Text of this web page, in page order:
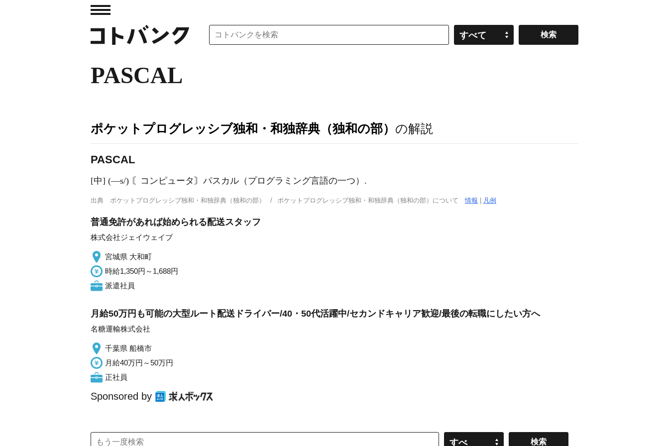
すべて
PASCAL
ポケットプログレッシブ独和・和独辞典（独和の部） の解説
PASCAL
[中] (―s/) 〘コンピュータ〙パスカル（プログラミング言語の一つ）.
出典 ポケットプログレッシブ独和・和独辞典（独和の部） ポケットプログレッシブ独和・和独辞典（独和の部）について情報 凡例
普通免許があれば始められる配送スタッフ
株式会社ジェイウェイブ
宮城県 大和町
時給1,350円～1,688円
派遣社員
月給50万円も可能の大型ルート配送ドライバー/40・50代活躍中/セカンドキャリア歓迎/最後の転職にしたい方へ
名糖運輸株式会社
千葉県 船橋市
月給40万円～50万円
正社員
Sponsored by
すべ